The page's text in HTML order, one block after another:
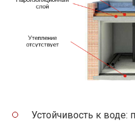
Устойчивость к